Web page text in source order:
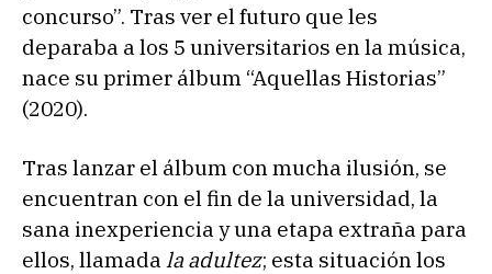
concurso”. Tras ver el futuro que les
deparaba a los 5 universitarios en la música,
nace su primer álbum “Aquellas Historias”
(2020).
Tras lanzar el álbum con mucha ilusión, se
encuentran con el fin de la universidad, la
sana inexperiencia y una etapa extraña para
ellos, llamada la adultez; esta situación los